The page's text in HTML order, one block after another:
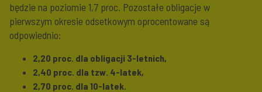
będzie na poziomie 1,7 proc. Pozostałe obligacje w
pierwszym okresie odsetkowym oprocentowane są
odpowiednio:
2,20 proc. dla obligacji 3-letnich,
2,40 proc. dla tzw. 4-latek,
2,70 proc. dla 10-latek.